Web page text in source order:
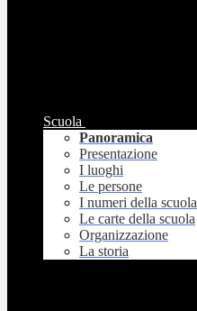
Scuola
Panoramica
Presentazione
I luoghi
Le persone
I numeri della scuola
Le carte della scuola
Organizzazione
La storia